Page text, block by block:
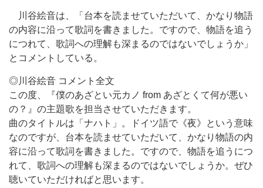
川谷絵音は、「台本を読ませていただいて、かなり物語
の内容に沿って歌詞を書きました。ですので、物語を追う
につれて、歌詞への理解も深まるのではないでしょうか」
とコメントしている。
◎川谷絵音 コメント全文
この度、『僕のあざとい元カノ from あざとくて何が悪い
の？』の主題歌を担当させていただきます。
曲のタイトルは「ナハト」。ドイツ語で《夜》という意味
なのですが、台本を読ませていただいて、かなり物語の内
容に沿って歌詞を書きました。ですので、物語を追うにつ
れて、歌詞への理解も深まるのではないでしょうか。ぜひ
聴いていただければと思います。